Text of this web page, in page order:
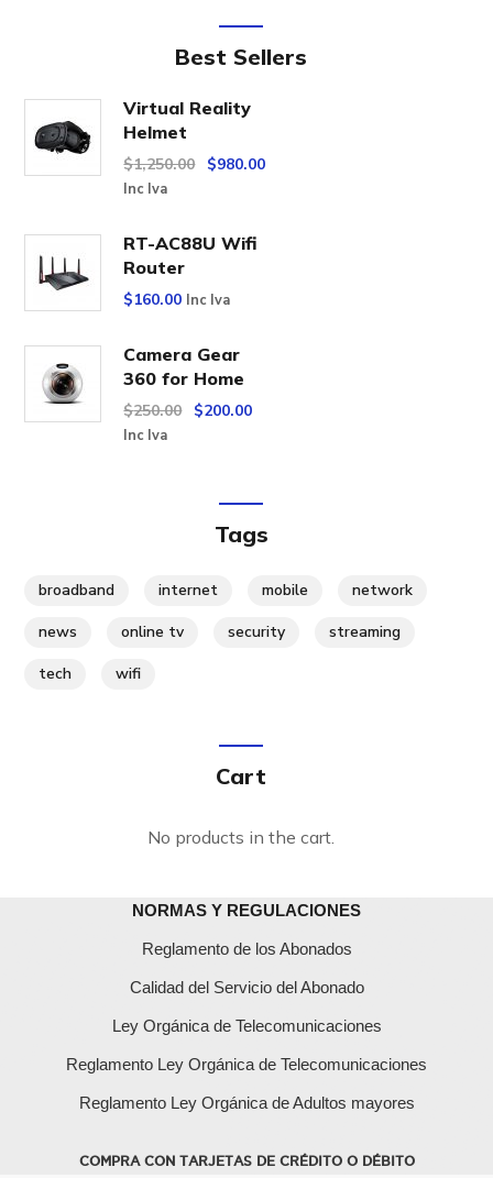
Best Sellers
Virtual Reality
Helmet
$1,250.00 $980.00
Inc Iva
RT-AC88U Wifi
Router
$160.00 Inc Iva
Camera Gear
360 for Home
$250.00 $200.00
Inc Iva
Tags
broadband internet mobile
network
news
online tv security
streaming
tech
wifi
Cart
No products in the cart.
NORMAS Y REGULACIONES
Reglamento de los Abonados
Calidad del Servicio del Abonado
Ley Orgánica de Telecomunicaciones
Reglamento Ley Orgánica de Telecomunicaciones
Reglamento Ley Orgánica de Adultos mayores
COMPRA CON TARJETAS DE CRÉDITO O DÉBITO